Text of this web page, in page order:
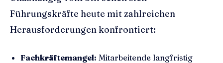
Führungskräfte heute mit zahlreichen
Herausforderungen konfrontiert:
Fachkräftemangel: Mitarbeitende langfristig